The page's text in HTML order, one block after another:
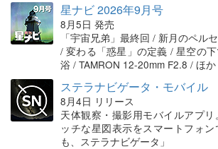
星ナビ 2026年9月号
8月5日 発売
「宇宙兄弟」最終回 / 新月のペル
/ 変わる「惑星」の定義 / 星空の
浴 / TAMRON 12-20mm F2.8 / ほか
ステラナビゲータ・モバイル
8月4日 リリース
天体観察・撮影用モバイルアプ
ッチな星図表示をスマートフォ
も、ステラナビゲータ」